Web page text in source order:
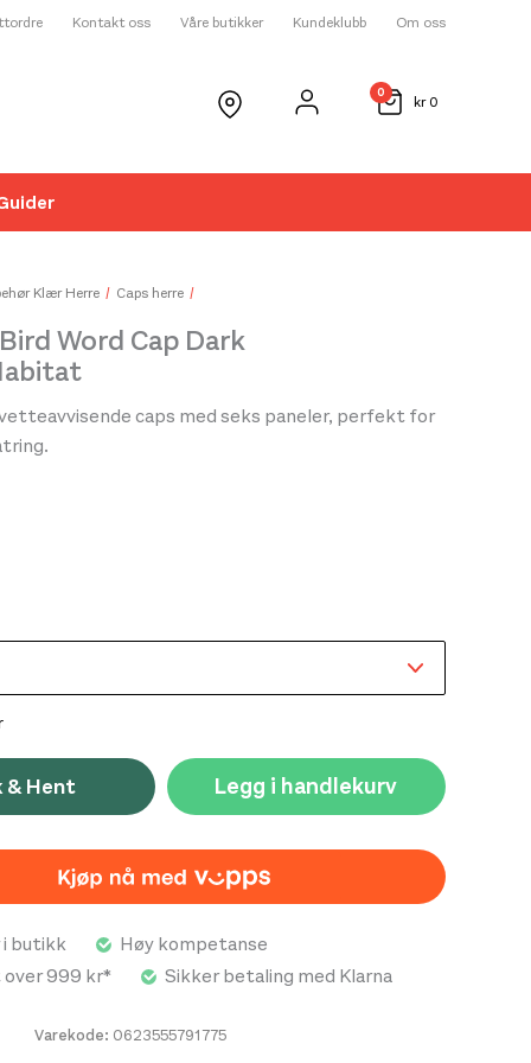
Kontakt oss Våre butikker Kundeklubb Om oss
kr0
0
Klær Herre Caps herre
Word Cap Dark
caps med seks paneler, perfekt for
og det hurtigtørkende pannebåndet
valg på varme dager og turer med høyt tempo
& Hent Legg i handlekurv
Varekode: 0623555791775
butikk
Høy kompetanse
999 kr*
Sikker betaling med Klarna